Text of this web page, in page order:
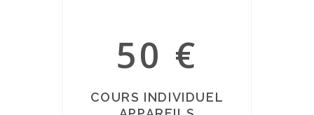
50 €
COURS INDIVIDUEL